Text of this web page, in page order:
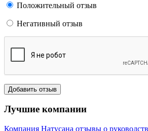
Положительный отзыв
Негативный отзыв
Лучшие компании
Компания Натусана отзывы о